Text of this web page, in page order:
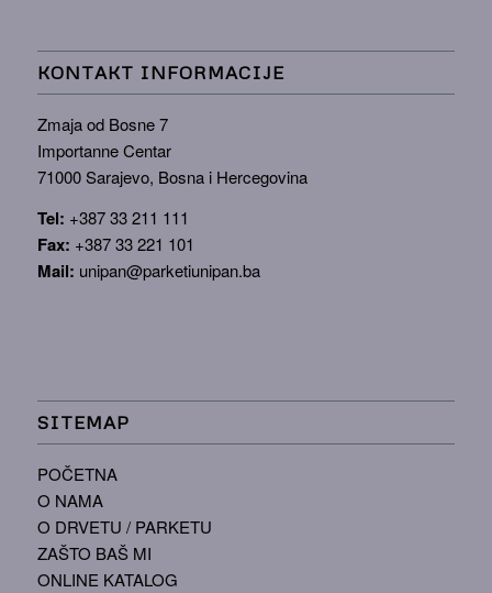
KONTAKT INFORMACIJE
Zmaja od Bosne 7
Importanne Centar
71000 Sarajevo, Bosna i Hercegovina
Tel: +387 33 211 111
Fax: +387 33 221 101
Mail: unipan@parketiunipan.ba
SITEMAP
POČETNA
O NAMA
O DRVETU / PARKETU
ZAŠTO BAŠ MI
ONLINE KATALOG